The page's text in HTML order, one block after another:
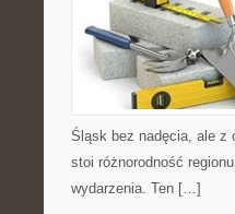
Śląsk bez nadęcia, ale z
stoi różnorodność
wydarzenia. Ten […]